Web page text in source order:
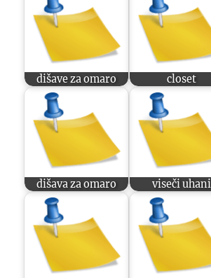
dišave za omaro closet
dišava za omaro viseči uhani